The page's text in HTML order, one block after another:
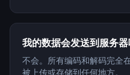
我的数据会发送到服务器
不会。所有编码和解码完全
被上传或存储到任何地方。